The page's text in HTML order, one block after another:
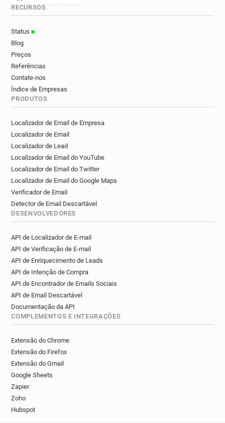
RECURSOS
Status
Blog
Preços
Referências
Contate-nos
Índice de Empresas
PRODUTOS
Localizador de Email de Empresa
Localizador de Email
Localizador de Lead
Localizador de Email do YouTube
Localizador de Email do Twitter
Localizador de Email do Google Maps
Verificador de Email
Detector de Email Descartável
DESENVOLVEDORES
API de Localizador de E-mail
API de Verificação de E-mail
API de Enriquecimento de Leads
API de Intenção de Compra
API de Encontrador de Emails Sociais
API de Email Descartável
Documentação da API
COMPLEMENTOS E INTEGRAÇÕES
Extensão do Chrome
Extensão do Firefox
Extensão do Gmail
Google Sheets
Zapier
Zoho
Hubspot